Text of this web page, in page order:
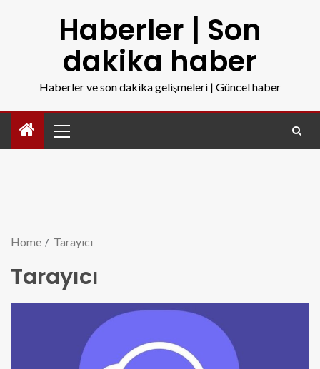
Haberler | Son
dakika haber
Haberler ve son dakika gelişmeleri | Güncel haber
Home Tarayıcı
Tarayıcı